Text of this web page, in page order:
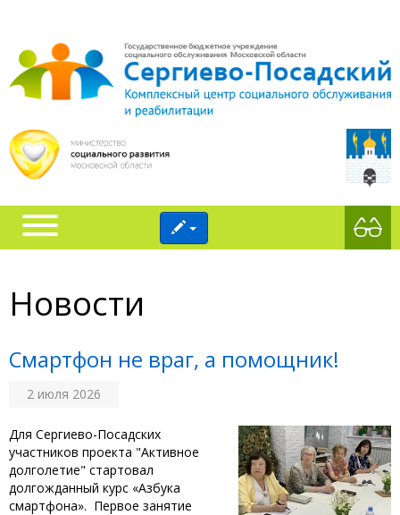
Новости
Смартфон не враг, а помощник!
2 июля 2026
‎Для Сергиево-Посадских
участников проекта "Активное
долголетие" стартовал
долгожданный курс «Азбука
смартфона». ‎ Первое занятие